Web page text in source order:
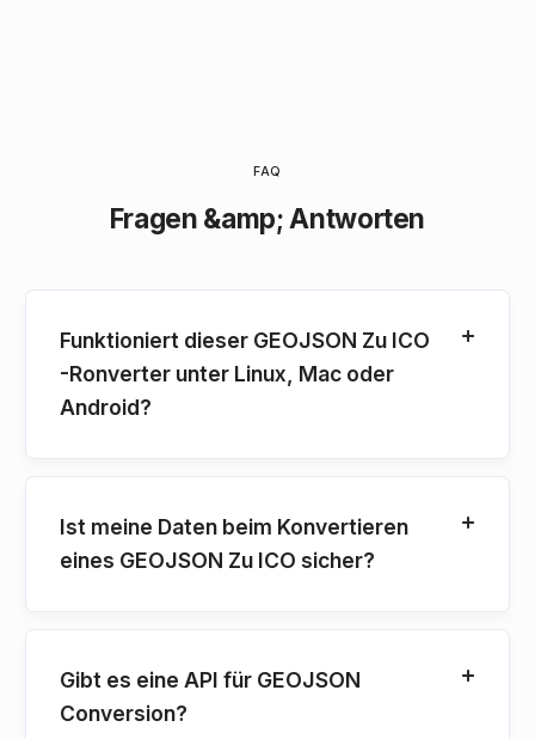
FAQ
Fragen &amp; Antworten
Funktioniert dieser GEOJSON Zu ICO
-Ronverter unter Linux, Mac oder
Android?
Ist meine Daten beim Konvertieren
eines GEOJSON Zu ICO sicher?
Gibt es eine API für GEOJSON
Conversion?